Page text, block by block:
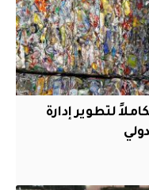
لتطوير إدارة